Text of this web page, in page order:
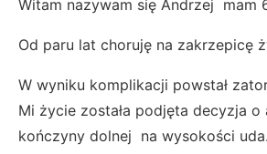
Witam nazywam się Andrzej mam
Od paru lat choruję na zakrzepicę
W wyniku komplikacji powstał
Mi życie została podjęta decyzja o
kończyny dolnej na wysokości uda.